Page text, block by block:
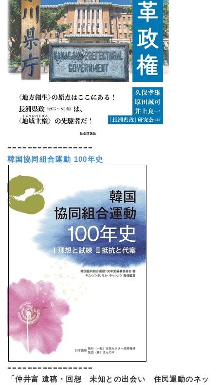
=================
韓国協同組合運動 100年史
=================
「仲井富 遺稿・回想 未知との出会い 住民運動のネッ